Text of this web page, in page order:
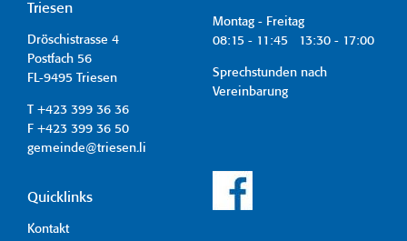
Triesen
Dröschistrasse 4
Postfach 56
FL-9495 Triesen
T +423 399 36 36
F +423 399 36 50
gemeinde@triesen.li
Montag - Freitag
08:15 - 11:45 13:30 - 17:00
Sprechstunden nach
Vereinbarung
Quicklinks
Kontakt